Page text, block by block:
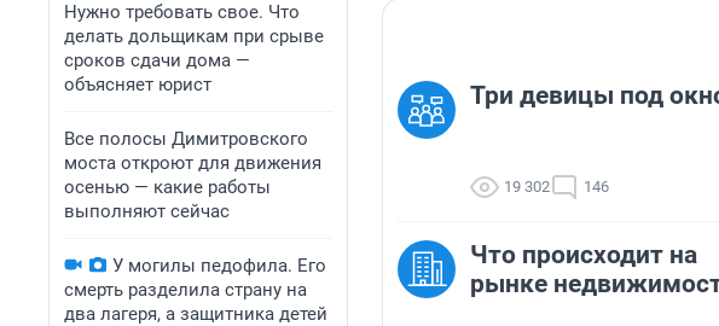
Нужно требовать свое. Что
делать дольщикам при срыве
сроков сдачи дома —
объясняет юрист
Все полосы Димитровского
моста откроют для движения
осенью — какие работы
выполняют сейчас
У могилы педофила. Его
смерть разделила страну на
два лагеря, а защитника детей
Три девицы под
19 302 146
Что происходит на
рынке